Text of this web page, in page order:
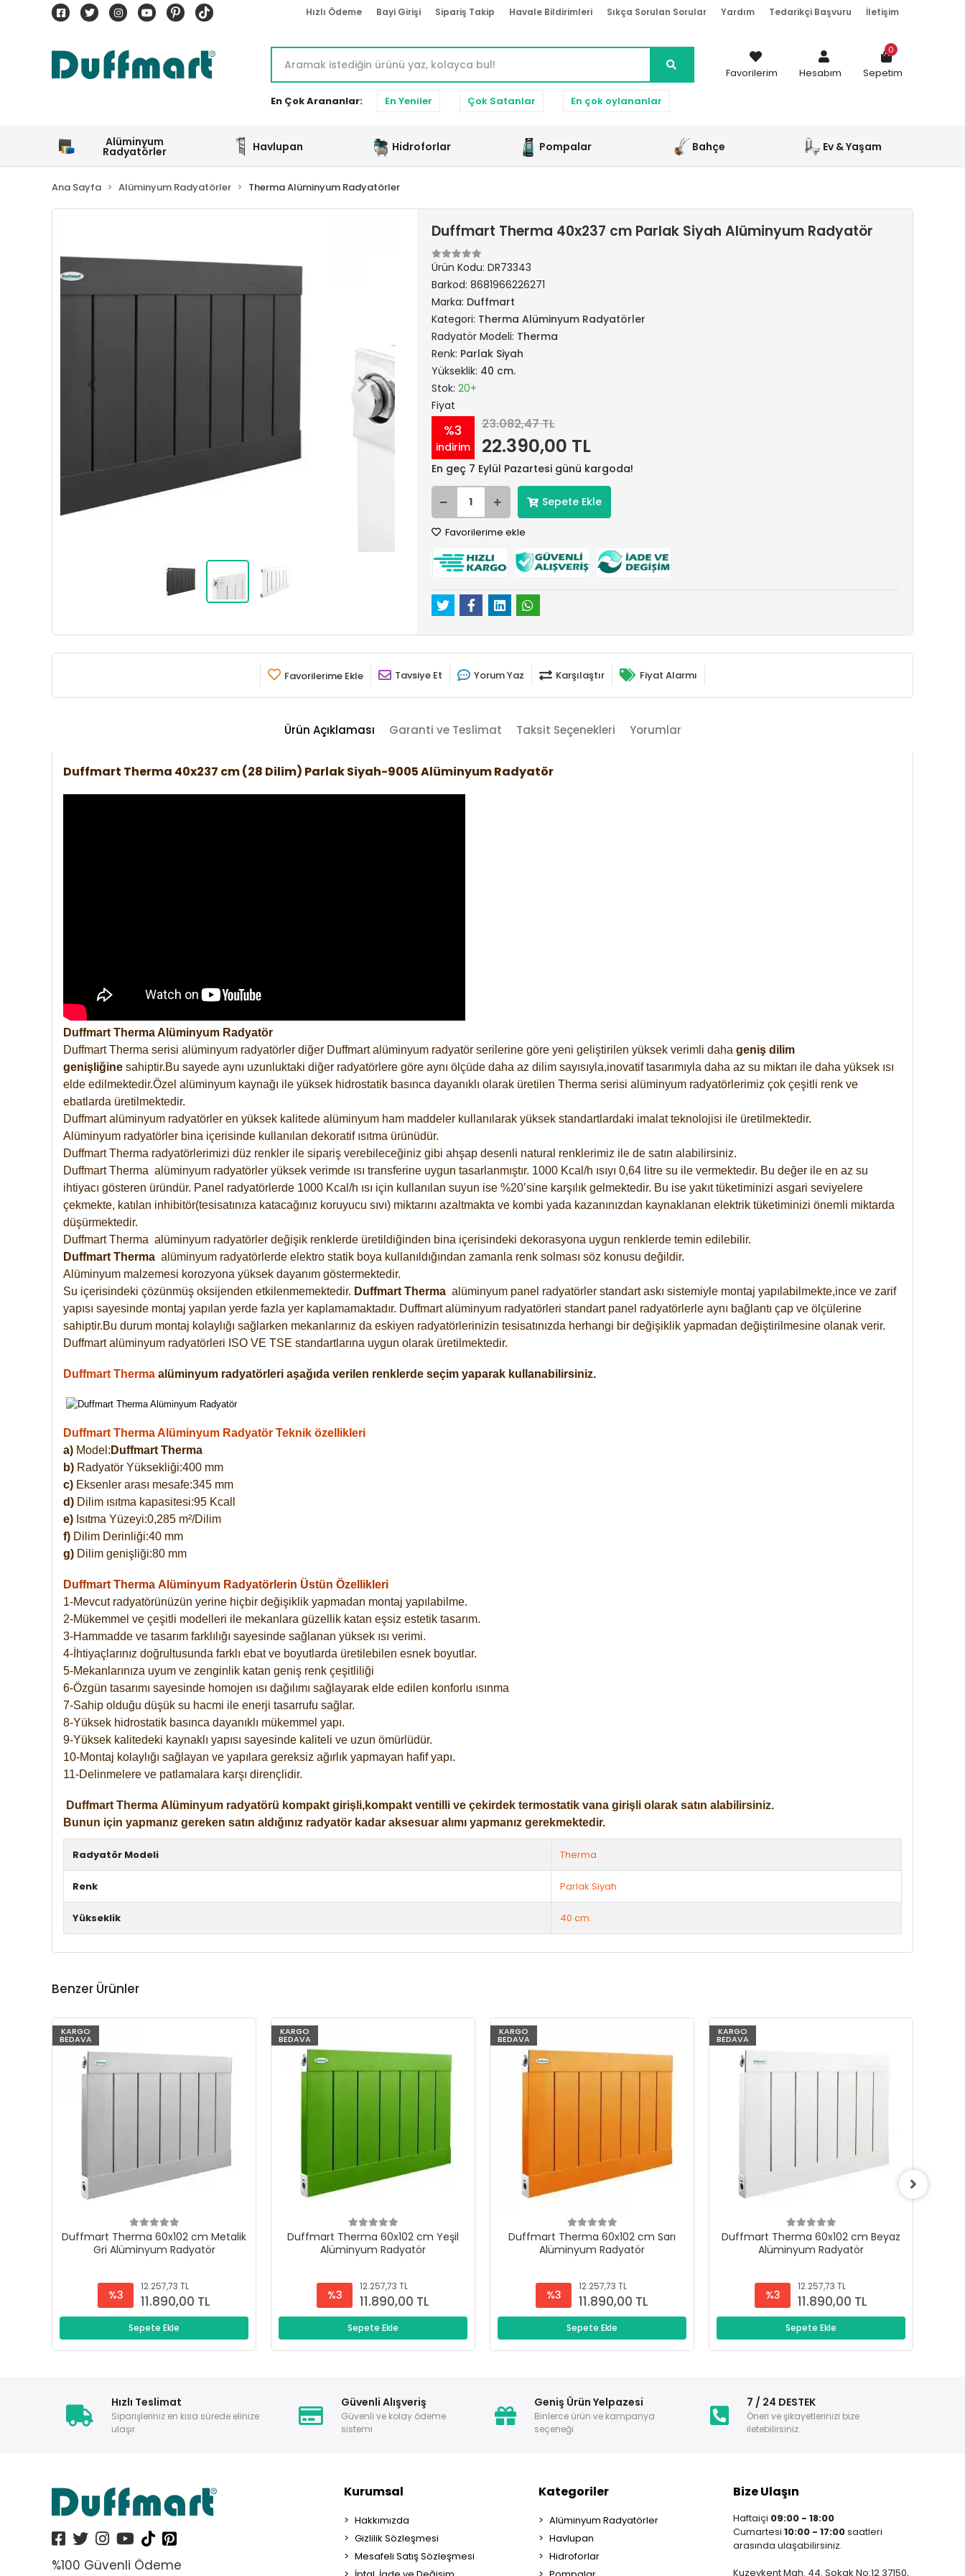
Hızlı Ödeme Bayi Girişi Sipariş Takip Havale Bildirimleri Sıkça Sorulan Sorular Yardım Tedarikçi Başvuru İletişim
En Çok Arananlar: En Yeniler Çok Satanlar En çok oylananlar
Favorilerim Hesabım Sepetim
0
Alüminyum
Radyatörler Havlupan Hidroforlar Pompalar Bahçe Ev & Yaşam
Ana Sayfa Alüminyum Radyatörler Therma Alüminyum Radyatörler
Duffmart Therma 40x237 cm Parlak Siyah Alüminyum Radyatör
Ürün Kodu: DR73343
Barkod: 8681966226271
Marka: Duffmart
Kategori: Therma Alüminyum Radyatörler
Radyatör Modeli: Therma
Renk: Parlak Siyah
Yükseklik: 40 cm.
Stok: 20+
Fiyat
%3
indirim
23.082,47 TL
22.390,00 TL
En geç 7 Eylül Pazartesi günü kargoda!
Sepete Ekle
Favorilerime ekle
Favorilerime Ekle Tavsiye Et Yorum Yaz Karşılaştır Fiyat Alarmı
Ürün Açıklaması Garanti ve Teslimat Taksit Seçenekleri Yorumlar
Duffmart Therma 40x237 cm (28 Dilim) Parlak Siyah-9005 Alüminyum Radyatör
Duffmart Therma Alüminyum Radyatör
Duffmart Therma serisi alüminyum radyatörler diğer Duffmart alüminyum radyatör serilerine göre yeni geliştirilen yüksek verimli daha geniş dilim
genişliğine sahiptir.Bu sayede aynı uzunluktaki diğer radyatörlere göre aynı ölçüde daha az dilim sayısıyla,inovatif tasarımıyla daha az su miktarı ile daha yüksek ısı
elde edilmektedir.Özel alüminyum kaynağı ile yüksek hidrostatik basınca dayanıklı olarak üretilen Therma serisi alüminyum radyatörlerimiz çok çeşitli renk ve
ebatlarda üretilmektedir.
Duffmart alüminyum radyatörler en yüksek kalitede alüminyum ham maddeler kullanılarak yüksek standartlardaki imalat teknolojisi ile üretilmektedir.
Alüminyum radyatörler bina içerisinde kullanılan dekoratif ısıtma ürünüdür.
Duffmart Therma radyatörlerimizi düz renkler ile sipariş verebileceğiniz gibi ahşap desenli natural renklerimiz ile de satın alabilirsiniz.
Duffmart Therma alüminyum radyatörler yüksek verimde ısı transferine uygun tasarlanmıştır. 1000 Kcal/h ısıyı 0,64 litre su ile vermektedir. Bu değer ile en az su
ihtiyacı gösteren üründür. Panel radyatörlerde 1000 Kcal/h ısı için kullanılan suyun ise %20’sine karşılık gelmektedir. Bu ise yakıt tüketiminizi asgari seviyelere
çekmekte, katılan inhibitör(tesisatınıza katacağınız koruyucu sıvı) miktarını azaltmakta ve kombi yada kazanınızdan kaynaklanan elektrik tüketiminizi önemli miktarda
düşürmektedir.
Duffmart Therma alüminyum radyatörler değişik renklerde üretildiğinden bina içerisindeki dekorasyona uygun renklerde temin edilebilir.
Duffmart Therma alüminyum radyatörlerde elektro statik boya kullanıldığından zamanla renk solması söz konusu değildir.
Alüminyum malzemesi korozyona yüksek dayanım göstermektedir.
Su içerisindeki çözünmüş oksijenden etkilenmemektedir. Duffmart Therma alüminyum panel radyatörler standart askı sistemiyle montaj yapılabilmekte,ince ve zarif
yapısı sayesinde montaj yapılan yerde fazla yer kaplamamaktadır. Duffmart alüminyum radyatörleri standart panel radyatörlerle aynı bağlantı çap ve ölçülerine
sahiptir.Bu durum montaj kolaylığı sağlarken mekanlarınız da eskiyen radyatörlerinizin tesisatınızda herhangi bir değişiklik yapmadan değiştirilmesine olanak verir.
Duffmart alüminyum radyatörleri ISO VE TSE standartlarına uygun olarak üretilmektedir.
Duffmart Therma alüminyum radyatörleri aşağıda verilen renklerde seçim yaparak kullanabilirsiniz.
Duffmart Therma Alüminyum Radyatör Teknik özellikleri
a) Model: Duffmart Therma
b) Radyatör Yüksekliği:400 mm
c) Eksenler arası mesafe:345 mm
d) Dilim ısıtma kapasitesi:95 Kcall
e) Isıtma Yüzeyi:0,285 m²/Dilim
f) Dilim Derinliği:40 mm
g) Dilim genişliği:80 mm
Duffmart Therma Alüminyum Radyatörlerin Üstün Özellikleri
1-Mevcut radyatörünüzün yerine hiçbir değişiklik yapmadan montaj yapılabilme.
2-Mükemmel ve çeşitli modelleri ile mekanlara güzellik katan eşsiz estetik tasarım.
3-Hammadde ve tasarım farklılığı sayesinde sağlanan yüksek ısı verimi.
4-İhtiyaçlarınız doğrultusunda farklı ebat ve boyutlarda üretilebilen esnek boyutlar.
5-Mekanlarınıza uyum ve zenginlik katan geniş renk çeşitliliği
6-Özgün tasarımı sayesinde homojen ısı dağılımı sağlayarak elde edilen konforlu ısınma
7-Sahip olduğu düşük su hacmi ile enerji tasarrufu sağlar.
8-Yüksek hidrostatik basınca dayanıklı mükemmel yapı.
9-Yüksek kalitedeki kaynaklı yapısı sayesinde kaliteli ve uzun ömürlüdür.
10-Montaj kolaylığı sağlayan ve yapılara gereksiz ağırlık yapmayan hafif yapı.
11-Delinmelere ve patlamalara karşı dirençlidir.
Duffmart Therma Alüminyum radyatörü kompakt girişli,kompakt ventilli ve çekirdek termostatik vana girişli olarak satın alabilirsiniz.
Bunun için yapmanız gereken satın aldığınız radyatör kadar aksesuar alımı yapmanız gerekmektedir.
Radyatör Modeli Therma
Renk Parlak Siyah
Yükseklik 40 cm.
Benzer Ürünler
KARGO
BEDAVA
Duffmart Therma 60x102 cm Metalik
Gri Alüminyum Radyatör
%3
12.257,73 TL
11.890,00 TL
Sepete Ekle
KARGO
BEDAVA
Duffmart Therma 60x102 cm Yeşil
Alüminyum Radyatör
%3
12.257,73 TL
11.890,00 TL
Sepete Ekle
KARGO
BEDAVA
Duffmart Therma 60x102 cm Sarı
Alüminyum Radyatör
%3
12.257,73 TL
11.890,00 TL
Sepete Ekle
KARGO
BEDAVA
Duffmart Therma 60x102 cm Beyaz
Alüminyum Radyatör
%3
12.257,73 TL
11.890,00 TL
Sepete Ekle
Hızlı Teslimat
Siparişleriniz en kısa sürede elinize
ulaşır.
Güvenli Alışveriş
Güvenli ve kolay ödeme
sistemi
Geniş Ürün Yelpazesi
Binlerce ürün ve kampanya
seçeneği
7 / 24 DESTEK
Öneri ve şikayetlerinizi bize
iletebilirsiniz.
%100 Güvenli Ödeme
Kurumsal
Hakkımızda
Gizlilik Sözleşmesi
Mesafeli Satış Sözleşmesi
Kategoriler
Alüminyum Radyatörler
Havlupan
Hidroforlar
Bize Ulaşın
Haftaiçi 09:00 - 18:00
Cumartesi 10:00 - 17:00saatleri
arasında ulaşabilirsiniz.
Kuzeykent Mah. 44. Sokak No:12 37150,